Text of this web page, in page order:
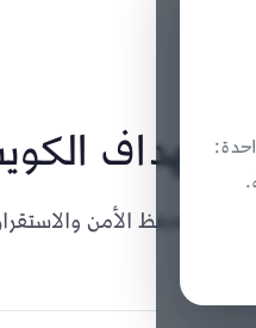
لحفظ الأمن